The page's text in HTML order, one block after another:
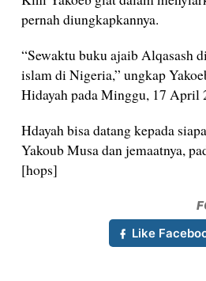
pernah diungkapkannya.
“Sewaktu buku ajaib Alqasash
islam di Nigeria,” ungkap
Hidayah pada Minggu, 17 April
Hdayah bisa datang kepada
Yakoub Musa dan jemaatnya,
[hops]
Like